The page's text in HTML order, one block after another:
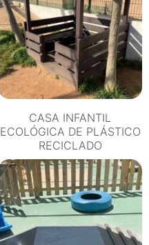
CASA INFANTIL
ECOLÓGICA DE PLÁSTICO
RECICLADO